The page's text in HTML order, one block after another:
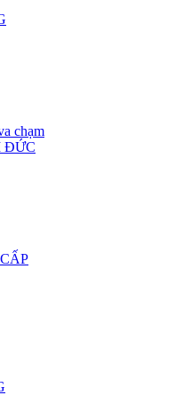
chạm
ĐỨC